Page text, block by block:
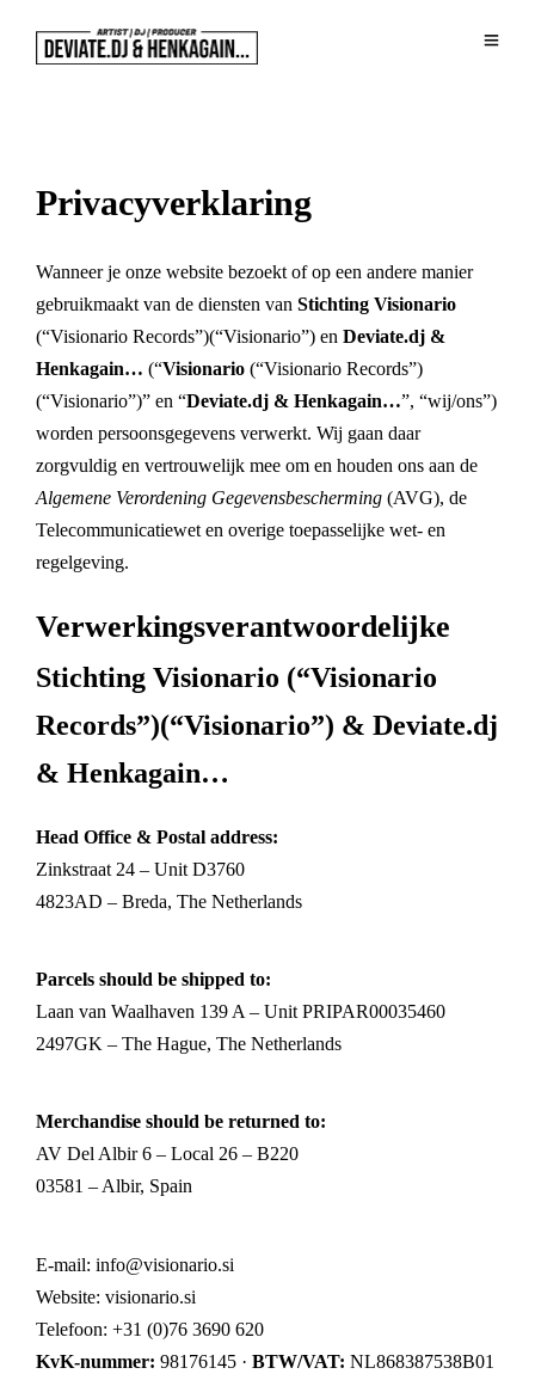
Privacyverklaring
Wanneer je onze website bezoekt of op een andere manier
gebruikmaakt van de diensten van Stichting Visionario
(“Visionario Records”)(“Visionario”) en Deviate.dj &
Henkagain… (“Visionario (“Visionario Records”)
(“Visionario”)” en “Deviate.dj & Henkagain…”, “wij/ons”)
worden persoonsgegevens verwerkt. Wij gaan daar
zorgvuldig en vertrouwelijk mee om en houden ons aan de
Algemene Verordening Gegevensbescherming (AVG), de
Telecommunicatiewet en overige toepasselijke wet- en
regelgeving.
Verwerkingsverantwoordelijke
Stichting Visionario (“Visionario
Records”)(“Visionario”) & Deviate.dj
& Henkagain…
Head Office & Postal address:
Zinkstraat 24 – Unit D3760
4823AD – Breda, The Netherlands
Parcels should be shipped to:
Laan van Waalhaven 139 A – Unit PRIPAR00035460
2497GK – The Hague, The Netherlands
Merchandise should be returned to:
AV Del Albir 6 – Local 26 – B220
03581 – Albir, Spain
E-mail: info@visionario.si
Website: visionario.si
Telefoon: +31 (0)76 3690 620
KvK-nummer: 98176145 · BTW/VAT: NL868387538B01